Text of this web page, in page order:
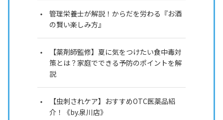
管理栄養士が解説！からだを労わる『お酒
の賢い楽しみ方』
【薬剤師監修】夏に気をつけたい食中毒対
策とは？家庭でできる予防のポイントを解
説
【虫刺されケア】おすすめOTC医薬品紹
介！《by.泉川店》